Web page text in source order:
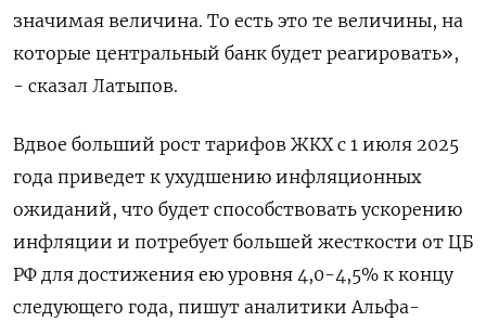
значимая величина. То есть это те величины, на
которые центральный банк будет реагировать»,
- сказал Латыпов.
Вдвое больший рост тарифов ЖКХ с 1 июля 2025
года приведет к ухудшению инфляционных
ожиданий, что будет способствовать ускорению
инфляции и потребует большей жесткости от ЦБ
РФ для достижения ею уровня 4,0-4,5% к концу
следующего года, пишут аналитики Альфа-